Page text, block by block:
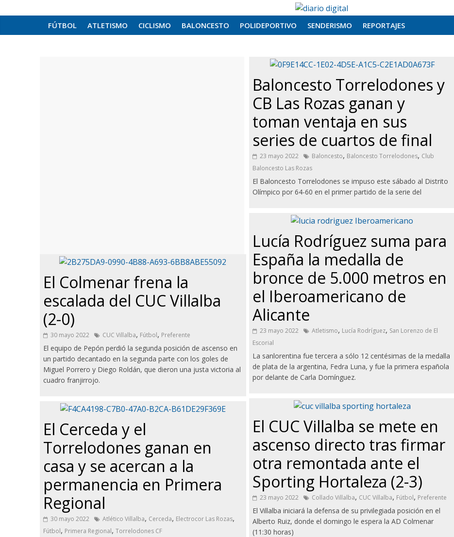
FÚTBOL ATLETISMO CICLISMO BALONCESTO POLIDEPORTIVO SENDERISMO REPORTAJES
El Colmenar frena la
escalada del CUC Villalba
(2-0)
30 mayo 2022 CUC Villalba, Fútbol, Preferente
El equipo de Pepón perdió la segunda posición de ascenso en
un partido decantado en la segunda parte con los goles de
Miguel Porrero y Diego Roldán, que dieron una justa victoria al
cuadro franjirrojo.
El Cerceda y el
Torrelodones ganan en
casa y se acercan a la
permanencia en Primera
Regional
30 mayo 2022 Atlético Villalba, Cerceda, Electrocor Las Rozas,
Fútbol, Primera Regional, Torrelodones CF
Baloncesto Torrelodones y
CB Las Rozas ganan y
toman ventaja en sus
series de cuartos de final
23 mayo 2022 Baloncesto, Baloncesto Torrelodones, Club
Baloncesto Las Rozas
El Baloncesto Torrelodones se impuso este sábado al Distrito
Olímpico por 64-60 en el primer partido de la serie del
Lucía Rodríguez suma para
España la medalla de
bronce de 5.000 metros en
el Iberoamericano de
Alicante
23 mayo 2022 Atletismo, Lucía Rodríguez, San Lorenzo de El
Escorial
La sanlorentina fue tercera a sólo 12 centésimas de la medalla
de plata de la argentina, Fedra Luna, y fue la primera española
por delante de Carla Domínguez.
El CUC Villalba se mete en
ascenso directo tras firmar
otra remontada ante el
Sporting Hortaleza (2-3)
23 mayo 2022 Collado Villalba, CUC Villalba, Fútbol, Preferente
El Villalba iniciará la defensa de su privilegiada posición en el
Alberto Ruiz, donde el domingo le espera la AD Colmenar
(11:30 horas)